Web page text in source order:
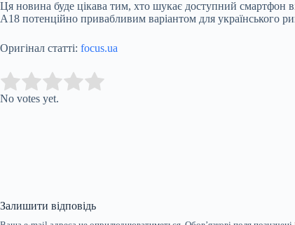
Ця новина буде цікава тим, хто шукає доступний смартфон
A18 потенційно привабливим варіантом для українського
Оригінал статті: focus.ua
Rate this item:
No votes yet.
Залишити відповідь